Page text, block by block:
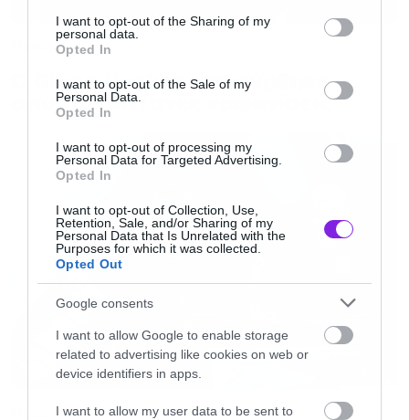
not limited to your visit or usage behaviour. You may click to
grant or deny consent to Google and its third-party tags to
use your data for below specified purposes in below Google
consent section.
I want to opt-out of the Sharing of my
personal data.
Opted In
I want to opt-out of the Sale of my
Personal Data.
Opted In
I want to opt-out of processing my
Personal Data for Targeted Advertising.
Opted In
I want to opt-out of Collection, Use,
Retention, Sale, and/or Sharing of my
Personal Data that Is Unrelated with the
Purposes for which it was collected.
Opted Out
Google consents
I want to allow Google to enable storage
related to advertising like cookies on web or
device identifiers in apps.
I want to allow my user data to be sent to
ολοκαίνουρια multimedia παραγωγή. Πάνω από
δύο ώρες, γεμάτες με όλες τις κλασικές
στιγμές, μια εμπειρία ζωής για κάθε οπαδό του
metal! “Kings of Metal”, “Brothers of Metal Pt.
Fire and Steel”, “Metal Warriors”, “Kill With
Power” και δεκάδες ακόμα, στην “Τελική
Μάχη” μίας πανίσχυρης μπάντας με τους
καλύτερους οπαδούς στον κόσμο πάντα στο
πλευρό τους.
“Θα παίξουμε σε ένα από τα πιο θρυλικά, μαγικά
μέρη στη Γη”, είπε οJoey DeMaio.“Μια χώρα
που έχει μια τόσο πλούσια ιστορία, που μας
έδωσε τον Έκτορα, τον Αχιλλέα, ένα πάνθεον
Ο Glenn Hughes αποσύρθηκε
από τις ζωντανές εμφανίσεις